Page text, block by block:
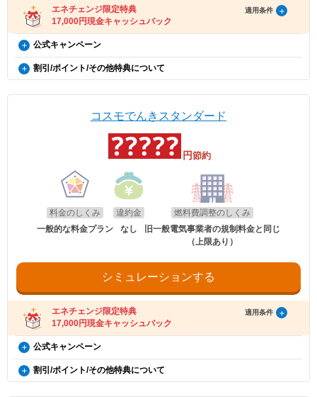
場合は、本特典は適用されません。
※本提供条件書記載事項以外の部分については、コスモ石油マーケティング株式
会社の「電気需給約款」の規定を適用いたします。
※コスモ石油マーケティング株式会社が不正なお申し込みと判断した場合、本特
典は適用となりません。
受け取り方法
・適用条件の契約継続期間を達成後2カ月後の月末までに、エネチェンジより特典
（ご登録のメールアドレスに誤りがあった場合、特典お受け取りの手続きがで
きませんのでご注意ください。）
り方法の登録をお願いいたします。
・特典お受け取りの有効期限は、エネチェンジからのご案内メール送信後90日以
※「@enechange.co.jp および @enechange.jp」からのメールが受信できるよ
う、あらかじめ設定をお願いいたします。
号：北海道財務局長第00002号）の「送金サービス」を利用しております。
以下のお客さまは特典の対象外です。
・既にコスモでんき（特典の対象プラン）をご契約中の場合。
・電気を使用開始した日から12カ月以内に契約を解約された場合。
・電気を使用開始した日から12カ月以内にお引越しされた場合。
・電気を使用開始した日から12カ月以内に特典対象外のプランに契約を変更され
た場合。
・特典のご案内メールに記載されている有効期限内にお受取いただけなかった場
・過去にコスモでんきとご契約されたことがある場合。
※お申込み内容に不足・不備等があり、特典実施期間内に不備等が解消されない
場合は、本特典は適用されません。
※本提供条件書記載事項以外の部分については、コスモ石油マーケティング株式
会社の「電気需給約款」の規定を適用いたします。
※コスモ石油マーケティング株式会社が不正なお申し込みと判断した場合、本特
典は適用となりません。
・コスモでんきお客さまセンターの受付時間は月〜土 9:00～
18:00（日曜祝日・夏期休暇・年末年始除く）です。
お申し込み時の注意事項
※証明書類は現在所有している事を示すご契約者様名義の期間内「車検
証」または「契約書」のコピーとなります。
※同一住所にて同居されているご家族様であれば、車検証名義とでんき
※エネチェンジの節約額には上記割引額は含まれておりません。
エネチェンジ限定特典 適用条件
17,000円現金キャッシュバック
コスモでんき×エネチェンジ キャッシュバック特典（12カ
月間の電気料金支払い額がキャッシュバック金額を超える
方限定）
エネチェンジのオンラインサービス経由で「コスモ
でんき」に申し込んだ方に、キャッシュバックを行
以下の条件をすべて満たしたお客さまが、コスモ石油マーケティング株式会社が
提供する「コスモでんき×エネチェンジ キャッシュバック特典」(以下、「本特
典」とします)の対象となります。
・特典実施期間中に対象プランをエネチェンジのオンラインサービス経由でお申
し込みいただくこと。
・お申し込みから3カ月以内にコスモでんきの供給を開始していること。
・お申し込み時にメールアドレスが入力されていること。
・電気の使用開始日から12カ月間の電気料金支払い額がキャッシュバック金額を
・電気料金の未払いがないこと。
受け取り方法
・適用条件の契約継続期間を達成後2カ月後の月末までに、エネチェンジより特典
（ご登録のメールアドレスに誤りがあった場合、特典お受け取りの手続きがで
きませんのでご注意ください。）
り方法の登録をお願いいたします。
・特典お受け取りの有効期限は、エネチェンジからのご案内メール送信後90日以
公式キャンペーン
スタンダード割引
毎月の電気料金の3%割引！
電気・ガス料金支援
政府の「電気・ガス料金支援」の一環として、2026年8月分（7月使用
分）および2026年10月分（9月使用分）は一律3.5円/kWh、2026年9月
分（8月使用分）については一律4.5円/kWhを毎月の電気料金から値引
適用条件
ご利用中のすべての方が対象となり、別途お申し込みは不要です。
・2026年8月分〜2026年10月分の料金に適用されます。
・エネチェンジでは、割引額を一律で診断結果に反映しています。
割引/ポイント/その他特典について
きを新規ご契約いただくと、月々の電気料金が、スタンダード・グリー
ンは500円割引、ポイントプラス・セレクトはdポイント500ポイント割
引になります。（※）EV車両の対象には、EV/PHV/FCV含みます。
・コスモでんきを新規ご契約の方。
・2020年12月21日以降にEV・PHEV・FCVを新車新規登録または
新車新規検査届出されていること。中古車も適用対象となります。
・対象車両1台につき、コスモでんき1契約までの適用。
・EV特別割は、月間使用量が500kWhを超えた月に適用。
さまセンター（0120-530-155）へご連絡いただくようお願い申し
だいたことと、お申込み日付を電話口でお伝えください。
・コスモでんきお客さまセンターの受付時間は月〜土 9:00～
18:00（日曜祝日・夏期休暇・年末年始除く）です。
お申し込み時の注意事項
※証明書類は現在所有している事を示すご契約者様名義の期間内「車検
証」または「契約書」のコピーとなります。
※同一住所にて同居されているご家族様であれば、車検証名義とでんき
コスモでんきスタンダード
円節約
料金のしくみ
一般的な料金プラン
違約金
なし
燃料費調整のしくみ
旧一般電気事業者の規制料金と同じ
（上限あり）
シミュレーションする
エネチェンジ限定特典 適用条件
17,000円現金キャッシュバック
コスモでんき×エネチェンジ キャッシュバック特典（12カ
月間の電気料金支払い額がキャッシュバック金額を超える
方限定）
公式キャンペーン
使用量割引
毎月の電気使用量によって電気代が割引になります。
割引/ポイント/その他特典について